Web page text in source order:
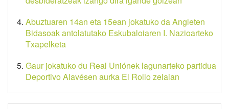
Abuztuaren 14an eta 15ean jokatuko da Angleten
Bidasoak antolatutako Eskubaloiaren I. Nazioarteko
Txapelketa
Gaur jokatuko du Real Uniónek lagunarteko partidua
Deportivo Alavésen aurka El Rollo zelaian